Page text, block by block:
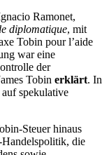
Ramonet,
diplomatique, mit
Tobin pour l’aide
war eine
der
Tobin erklärt. In
spekulative
Steuer hinaus
die